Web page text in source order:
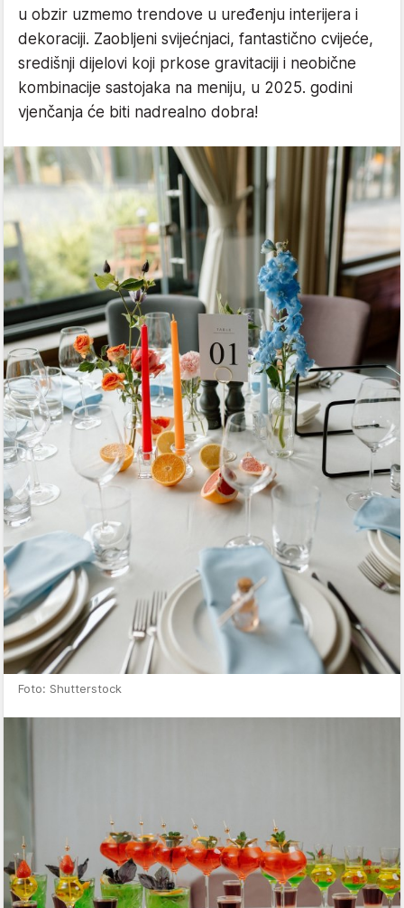
u obzir uzmemo trendove u uređenju interijera i
dekoraciji. Zaobljeni svijećnjaci, fantastično cvijeće,
središnji dijelovi koji prkose gravitaciji i neobične
kombinacije sastojaka na meniju, u 2025. godini
vjenčanja će biti nadrealno dobra!
Foto: Shutterstock